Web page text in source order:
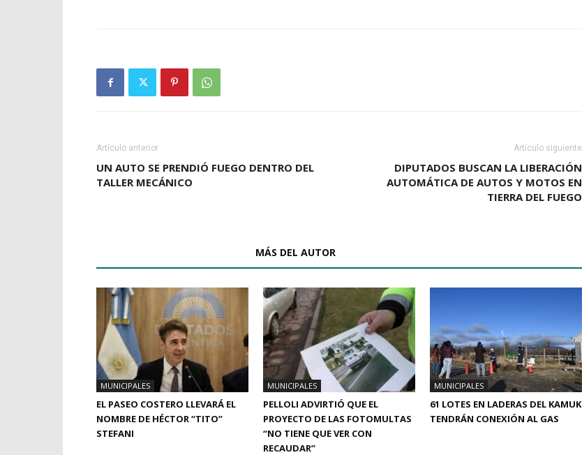
Artículo anterior
UN AUTO SE PRENDIÓ FUEGO DENTRO DEL
TALLER MECÁNICO
Artículo siguiente
DIPUTADOS BUSCAN LA LIBERACIÓN
AUTOMÁTICA DE AUTOS Y MOTOS EN
TIERRA DEL FUEGO
MÁS DEL AUTOR
MUNICIPALES
EL PASEO COSTERO LLEVARÁ EL
NOMBRE DE HÉCTOR “TITO”
STEFANI
MUNICIPALES
PELLOLI ADVIRTIÓ QUE EL
PROYECTO DE LAS FOTOMULTAS
“NO TIENE QUE VER CON
RECAUDAR”
MUNICIPALES
61 LOTES EN LADERAS DEL KAMUK
TENDRÁN CONEXIÓN AL GAS